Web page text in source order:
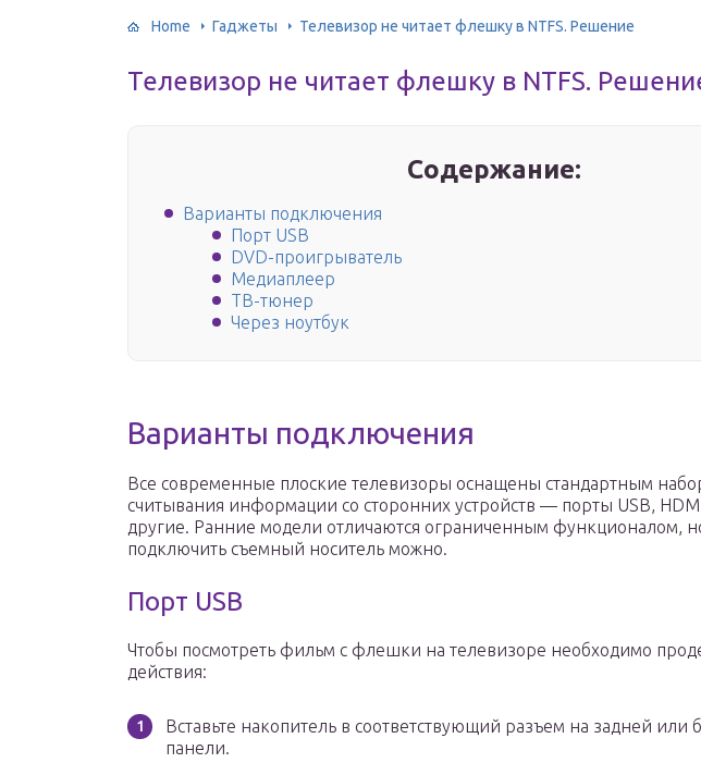
Home Гаджеты Телевизор не читает флешку в NTFS. Решение
Телевизор не читает флешку в NTFS.
Содержание:
Варианты подключения
Порт USB
DVD-проигрыватель
Медиаплеер
ТВ-тюнер
Через ноутбук
Варианты подключения
Все современные плоские телевизоры оснащены стандартным
считывания информации со сторонних устройств — порты USB,
другие. Ранние модели отличаются ограниченным функционалом,
подключить съемный носитель можно.
Порт USB
Чтобы посмотреть фильм с флешки на телевизоре необходимо
действия:
Вставьте накопитель в соответствующий разъем на задней или
панели.